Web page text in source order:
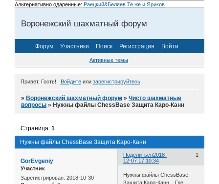
Альтернативно одаренные: Раецкий&Беляев Те же и Яриков
Воронежский шахматный форум
Форум Участники Поиск Регистрация Войти
Активные темы
Привет, Гость! Войдитеили зарегистрируйтесь.
»Воронежский шахматный форум »Чисто шахматные
вопросы »Нужны файлы ChessBase Защита Каро-Канн
Нужны файлы ChessBase Защита Каро-Канн
Страница:1
Поделиться 1
2018-
12-07 17:10:34
GorEvgeniy
Участник
Зарегистрирован: 2018-10-30
Нужны файлы ChessBase,
Защита Каро-Канн. Где